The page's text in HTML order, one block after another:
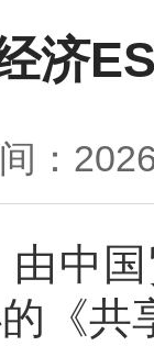
经济
：
中
《